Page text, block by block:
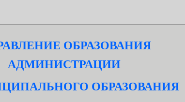
ОБРАЗОВАНИЯ
АДМИНИСТРАЦИИ
ОБРАЗОВАНИЯ